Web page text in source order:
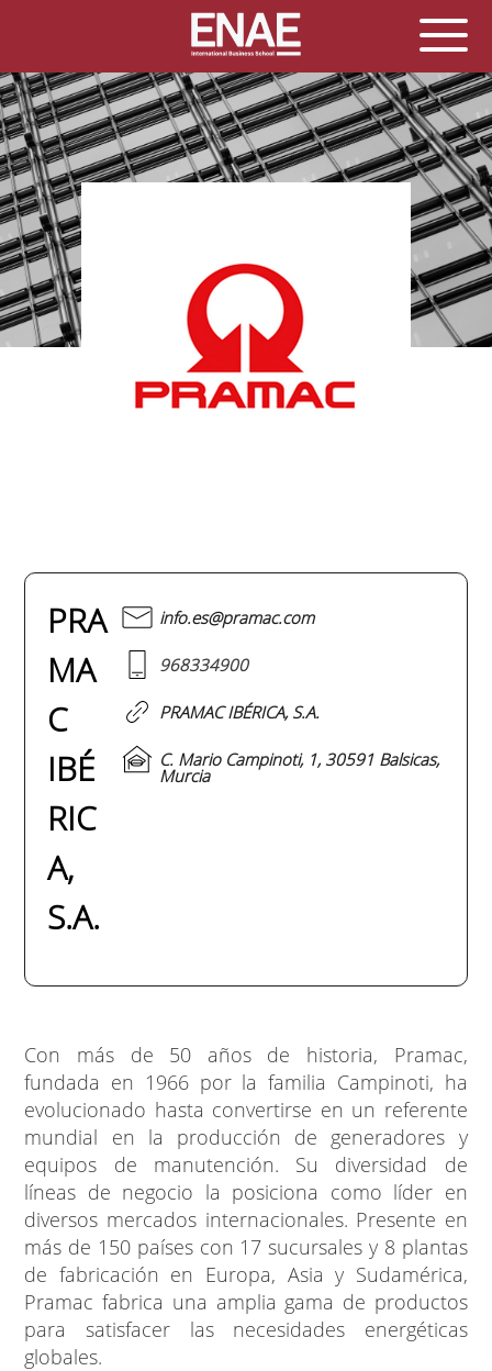
PRA
MA
C
IBÉ
RIC
A,
S.A.
info.es@pramac.com
968334900
PRAMAC IBÉRICA, S.A.
C. Mario Campinoti, 1, 30591 Balsicas,
Murcia
Con más de 50 años de historia, Pramac,
fundada en 1966 por la familia Campinoti, ha
evolucionado hasta convertirse en un referente
mundial en la producción de generadores y
equipos de manutención. Su diversidad de
líneas de negocio la posiciona como líder en
diversos mercados internacionales. Presente en
más de 150 países con 17 sucursales y 8 plantas
de fabricación en Europa, Asia y Sudamérica,
Pramac fabrica una amplia gama de productos
para satisfacer las necesidades energéticas
globales.